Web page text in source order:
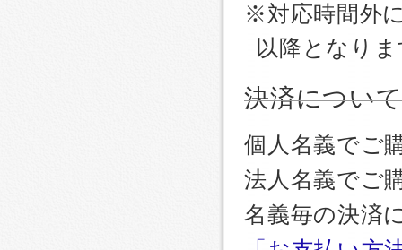
※対応時間外
以降となり
決済について
個人名義でご
法人名義でご
名義毎の決済